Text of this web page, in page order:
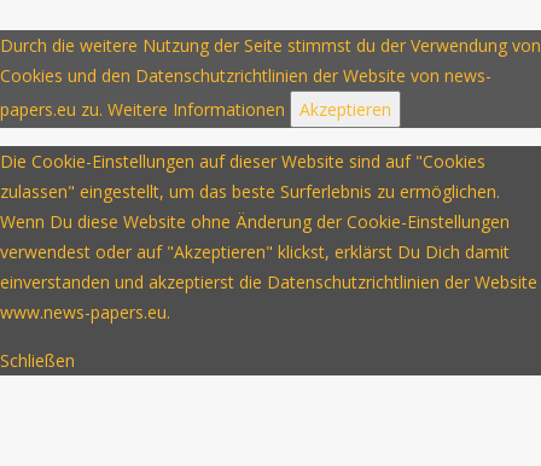
Durch die weitere Nutzung der Seite stimmst du der Verwendung von
Cookies und den Datenschutzrichtlinien der Website von news-
papers.eu zu. Weitere Informationen Akzeptieren
Die Cookie-Einstellungen auf dieser Website sind auf "Cookies
zulassen" eingestellt, um das beste Surferlebnis zu ermöglichen.
Wenn Du diese Website ohne Änderung der Cookie-Einstellungen
verwendest oder auf "Akzeptieren" klickst, erklärst Du Dich damit
einverstanden und akzeptierst die Datenschutzrichtlinien der Website
www.news-papers.eu.
Schließen